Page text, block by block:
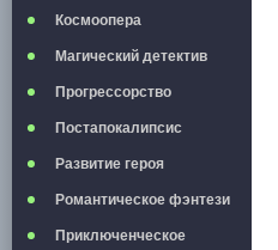
Космоопера
Магический детектив
Прогрессорство
Постапокалипсис
Развитие героя
Романтическое фэнтези
Приключенческое